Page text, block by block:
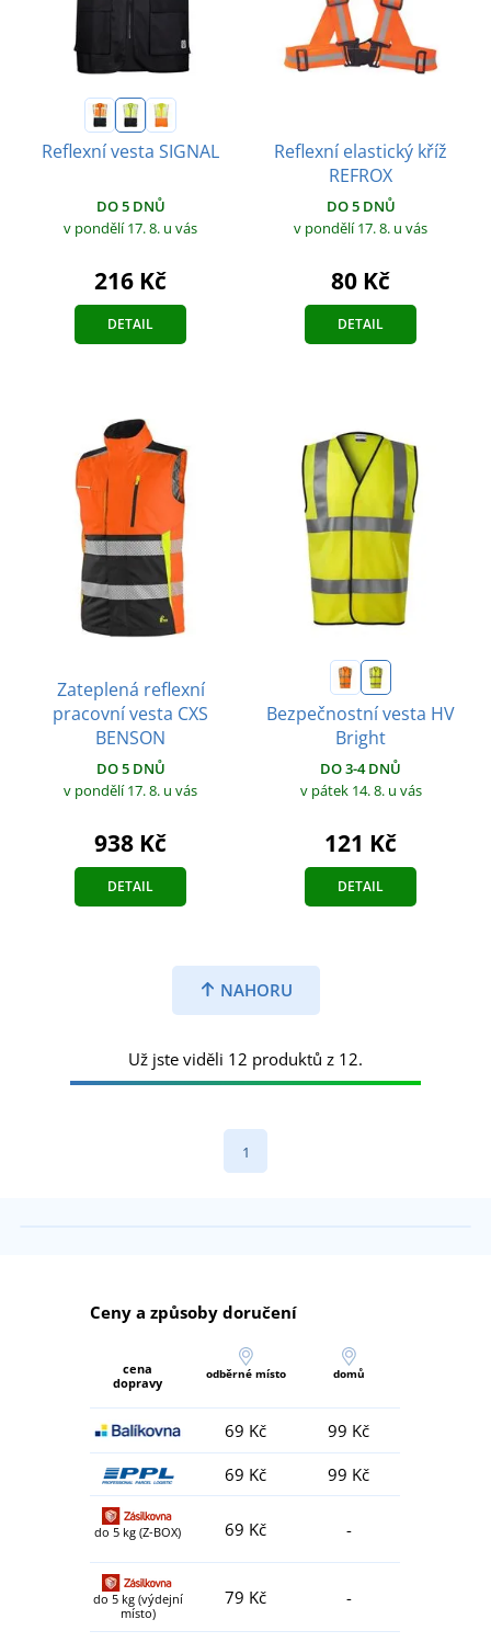
Reflexní vesta SIGNAL
DO 5 DNŮ
v pondělí 17. 8. u vás
216 Kč
DETAIL
Reflexní elastický kříž
REFROX
DO 5 DNŮ
v pondělí 17. 8. u vás
80 Kč
DETAIL
Zateplená reflexní
pracovní vesta CXS
BENSON
DO 5 DNŮ
v pondělí 17. 8. u vás
938 Kč
DETAIL
Bezpečnostní vesta HV
Bright
DO 3-4 DNŮ
v pátek 14. 8. u vás
121 Kč
DETAIL
NAHORU
Už jste viděli 12 produktů z 12.
1
Ceny a způsoby doručení
cena
dopravy
odběrné místo domů
69 Kč
99 Kč
69 Kč
99 Kč
do 5 kg (Z-BOX) 69 Kč -
do 5 kg (výdejní
místo)
79 Kč -